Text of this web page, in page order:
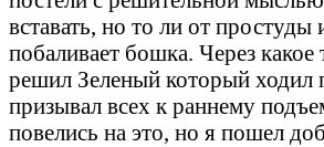
вставать, но то ли от простуды
побаливает бошка. Через какое
решил Зеленый который ходил
призывал всех к раннему
повелись на это, но я пошел